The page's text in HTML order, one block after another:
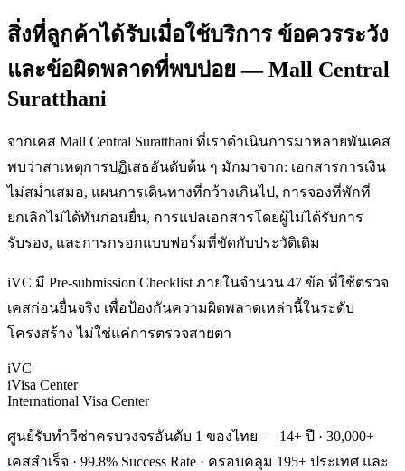
สิ่งที่ลูกค้าได้รับเมื่อใช้บริการ ข้อควรระวัง
และข้อผิดพลาดที่พบบ่อย — Mall Central
Suratthani
จากเคส Mall Central Suratthani ที่เราดำเนินการมาหลายพันเคส
พบว่าสาเหตุการปฏิเสธอันดับต้น ๆ มักมาจาก: เอกสารการเงิน
ไม่สม่ำเสมอ, แผนการเดินทางที่กว้างเกินไป, การจองที่พักที่
ยกเลิกไม่ได้ทันก่อนยื่น, การแปลเอกสารโดยผู้ไม่ได้รับการ
รับรอง, และการกรอกแบบฟอร์มที่ขัดกับประวัติเดิม
iVC มี Pre-submission Checklist ภายในจำนวน 47 ข้อ ที่ใช้ตรวจ
เคสก่อนยื่นจริง เพื่อป้องกันความผิดพลาดเหล่านี้ในระดับ
โครงสร้าง ไม่ใช่แค่การตรวจสายตา
iVC
iVisa Center
International Visa Center
ศูนย์รับทำวีซ่าครบวงจรอันดับ 1 ของไทย — 14+ ปี · 30,000+
เคสสำเร็จ · 99.8% Success Rate · ครอบคลุม 195+ ประเทศ และ